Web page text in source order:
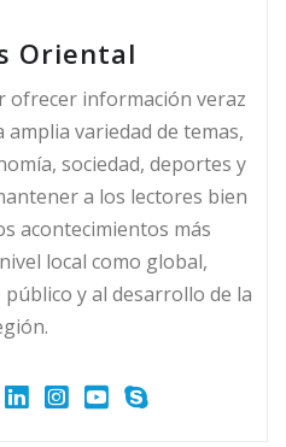
Oriental
ofrecer información veraz
variedad de temas,
sociedad, deportes y
a los lectores bien
acontecimientos más
local como global,
y al desarrollo de la